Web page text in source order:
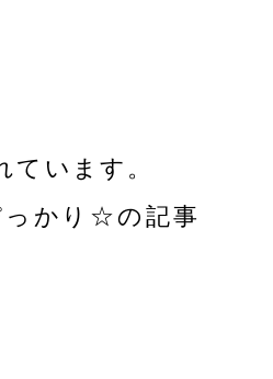
います。
っかり☆の記事